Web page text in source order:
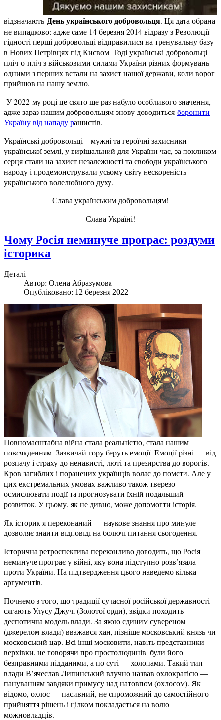
відзначають День українського добровольця. Ця дата обрана
не випадково: адже саме 14 березня 2014 відразу з Революції
гідності перші добровольці відправилися на тренувальну базу
в Нових Петрівцях під Києвом. Тоді українські добровольці
пліч-о-пліч з військовими силами України різних формувань
одними з перших встали на захист нашої держави, коли ворог
прийшов на нашу землю.
У 2022-му році це свято ще раз набуло особливого значення,
адже зараз нашим добровольцям знову доводиться боронити
Україну від нападу рашистів.
Українські добровольці – мужні та героїчні захисники
української землі, у вирішальний для України час, за покликом
серця стали на захист незалежності та свободи українського
народу і продемонстрували усьому світу нескореність
українського волелюбного духу.
Слава українським добровольцям!
Слава Україні!
Чому Росія неминуче програє: роздуми
історика
Деталі
Автор: Олена Абразумова
Опубліковано: 12 березня 2022
Повномасштабна війна стала реальністю, стала нашим
повсякденням. Зазвичай гору беруть емоції. Емоції різні — від
розпачу і страху до ненависті, люті та презирства до ворогів.
Кров загиблих і поранених українців волає до помсти. Але у
цих екстремальних умовах важливо також тверезо
осмислювати події та прогнозувати їхній подальший
розвиток. У цьому, як не дивно, може допомогти історія.
Як історик я переконаний — наукове знання про минуле
дозволяє знайти відповіді на болючі питання сьогодення.
Історична ретроспектива переконливо доводить, що Росія
неминуче програє у війні, яку вона підступно розв’язала
проти України. На підтвердження цього наведемо кілька
аргументів.
Почнемо з того, що традиції сучасної російської державності
сягають Улусу Джучі (Золотої орди), звідки походить
деспотична модель влади. За якою єдиним сувереном
(джерелом влади) вважався хан, пізніше московський князь чи
московський цар. Всі інші московити, навіть представники
верхівки, не говорячи про простолюдинів, були його
безправними підданими, а по суті — холопами. Такий тип
влади В’ячеслав Липинський влучно назвав охлократією —
пануванням завдяки примусу над натовпом (охлосом). Як
відомо, охлос — пасивний, не спроможний до самостійного
прийняття рішень і цілком покладається на волю
можновладців.